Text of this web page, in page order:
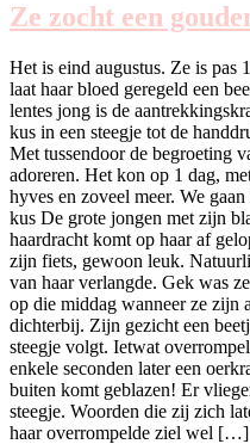
Ze zocht een
Het is eind augustus. Ze is pas
laat haar bloed geregeld een
lentes jong is de
kus in een steegje tot de
Met tussendoor de begroeting
adoreren. Het kon op 1 dag,
hyves en zoveel meer. We
kus De grote jongen met zijn
haardracht komt op haar af
zijn fiets, gewoon leuk.
van haar verlangde. Gek was
op die middag wanneer ze zijn
dichterbij. Zijn gezicht een
steegje volgt. Ietwat
enkele seconden later een
buiten komt geblazen! Er
steegje. Woorden die zij zich
haar overrompelde ziel wel […]